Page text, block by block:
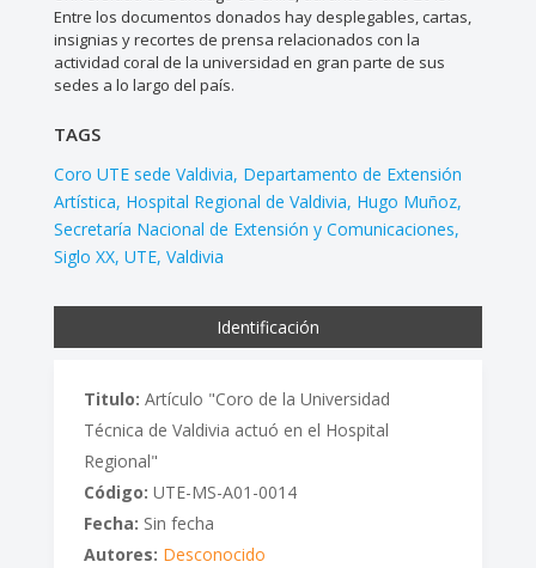
Entre los documentos donados hay desplegables, cartas,
insignias y recortes de prensa relacionados con la
actividad coral de la universidad en gran parte de sus
sedes a lo largo del país.
TAGS
Coro UTE sede Valdivia Departamento de Extensión
Artística Hospital Regional de Valdivia Hugo Muñoz
Secretaría Nacional de Extensión y Comunicaciones
Siglo XX UTE Valdivia
Identificación
Titulo: Artículo "Coro de la Universidad
Técnica de Valdivia actuó en el Hospital
Regional"
Código: UTE-MS-A01-0014
Fecha: Sin fecha
Autores: Desconocido